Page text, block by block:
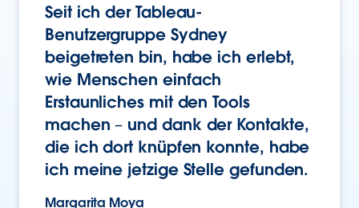
Seit ich der Tableau-
Benutzergruppe Sydney
beigetreten bin, habe ich erlebt,
wie Menschen einfach
Erstaunliches mit den Tools
machen – und dank der Kontakte,
die ich dort knüpfen konnte, habe
ich meine jetzige Stelle gefunden.
Margarita Moya